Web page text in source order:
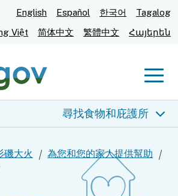
跳
主
內
English Español 한국어
Tagalog
Việt
简体中文 繁體中文 Հայերեն
尋找食物和庇護所
磯大火
為您和您的家人提供幫助